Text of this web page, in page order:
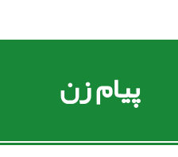
پیام زن